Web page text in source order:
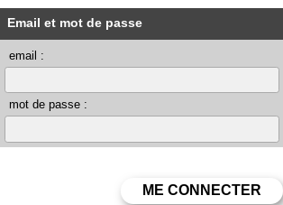
Email et mot de passe
email :
mot de passe :